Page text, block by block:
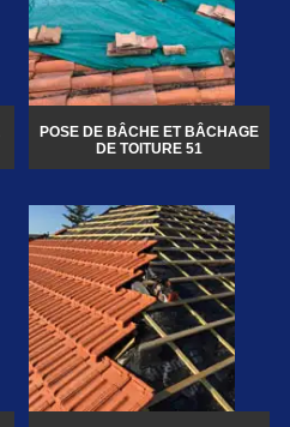
POSE DE BÂCHE ET BÂCHAGE
DE TOITURE 51